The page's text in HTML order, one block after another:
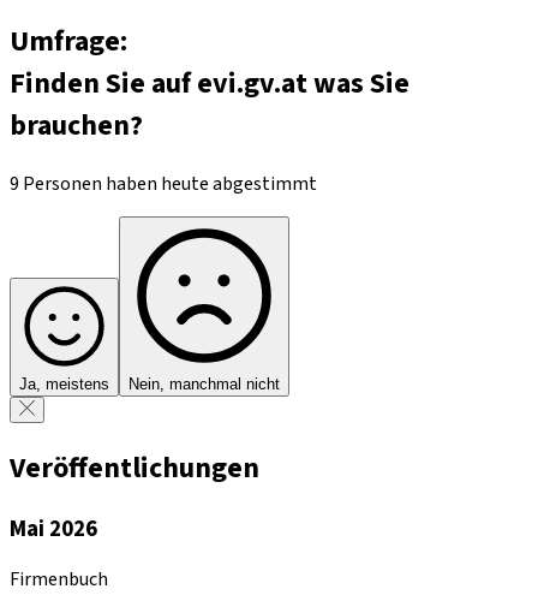
Umfrage:
Finden Sie auf evi.gv.at was Sie
brauchen?
9 Personen haben heute abgestimmt
Ja, meistens Nein, manchmal nicht
Veröffentlichungen
Mai 2026
Firmenbuch